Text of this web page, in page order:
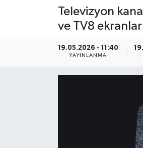
Televizyon
ve TV8
19.05.2026 - 11:40
YAYINLANMA